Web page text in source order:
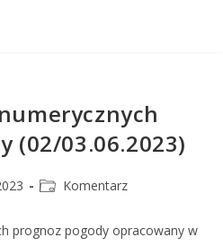
(02/03.06.2023)
Komentarz
prognoz pogody opracowany w